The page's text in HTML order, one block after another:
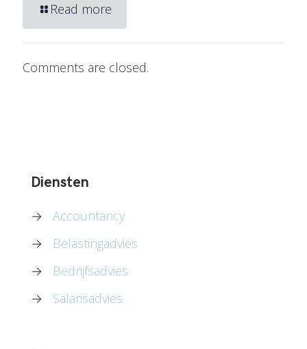
Read more
Comments are closed.
Diensten
→
Accountancy
→
Belastingadvies
→
Bedrijfsadvies
→
Salarisadvies